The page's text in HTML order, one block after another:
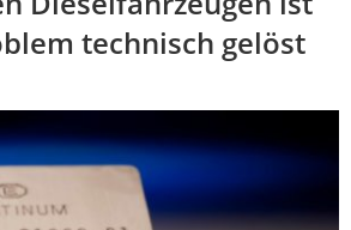
technisch gelöst